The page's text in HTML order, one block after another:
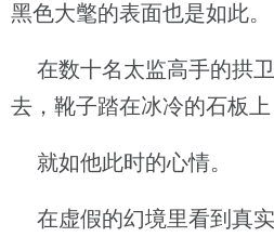
黑色大氅的表面也是如此。
在数十名太监高手的拱
去，靴子踏在冰冷的石板上
就如他此时的心情。
在虚假的幻境里看到真